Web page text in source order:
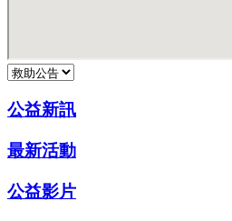
公益新訊
最新活動
公益影片